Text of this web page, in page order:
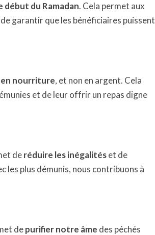
du Ramadan. Cela permet aux
garantir que les bénéficiaires puissent
nourriture, et non en argent. Cela
et de leur offrir un repas digne
deréduire les inégalitéset de
les plus démunis, nous contribuons à
depurifier notre âme des péchés